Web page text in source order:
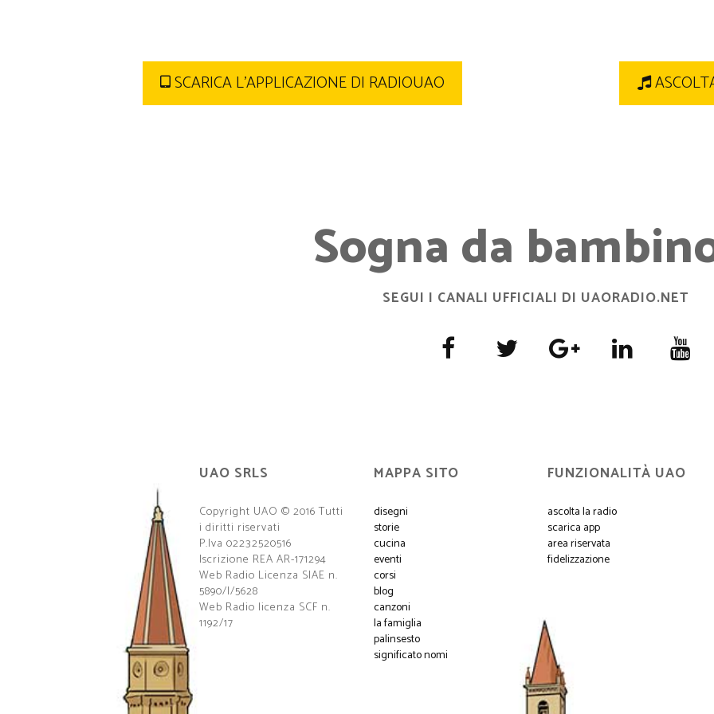
SCARICA L'APPLICAZIONE DI RADIOUAO
Sogna da
SEGUI I CANALI UFFICIALI DI UAORADIO.NET
UAO SRLS
Copyright UAO © 2016 Tutti
i diritti riservati
P.Iva 02232520516
Iscrizione REA AR-171294
Web Radio Licenza SIAE n.
5890/I/5628
Web Radio licenza SCF n.
1192/17
MAPPA SITO
disegni
storie
cucina
eventi
corsi
blog
canzoni
la famiglia
palinsesto
significato nomi
FUNZIONALITÀ UAO
ascolta la radio
scarica app
area riservata
fidelizzazione